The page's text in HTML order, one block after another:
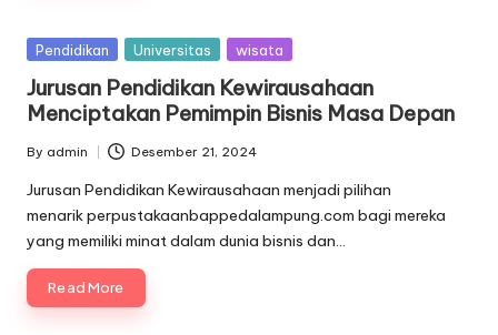
Posted
Pendidikan Universitas wisata
Jurusan Pendidikan Kewirausahaan
Menciptakan Pemimpin Bisnis Masa Depan
Posted
by
By admin Desember 21, 2024
Jurusan Pendidikan Kewirausahaan menjadi pilihan
menarik perpustakaanbappedalampung.com bagi mereka
yang memiliki minat dalam dunia bisnis dan…
Read More